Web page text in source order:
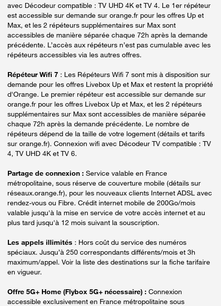
avec Décodeur compatible : TV UHD 4K et TV 4. Le 1er répéteur
est accessible sur demande sur orange.fr pour les offres Up et
Max, et les 2 répéteurs supplémentaires sur Max sont
accessibles de manière séparée chaque 72h après la demande
précédente. L’accès aux répéteurs n’est pas cumulable avec les
répéteurs accessibles via les autres offres.
Répéteur Wifi 7 : Les Répéteurs Wifi 7 sont mis à disposition sur
demande pour les offres Livebox Up et Max et restent la propriété
d'Orange. Le premier répéteur est accessible sur demande sur
orange.fr pour les offres Livebox Up et Max, et les 2 répéteurs
supplémentaires sur Max sont accessibles de manière séparée
chaque 72h après la demande précédente. Le nombre de
répéteurs dépend de la taille de votre logement (détails et tarifs
sur orange.fr). Connexion wifi avec Décodeur TV compatible : TV
4, TV UHD 4K et TV 6.
Partage de connexion : Service valable en France
métropolitaine, sous réserve de couverture mobile (détails sur
réseaux.orange.fr), pour les nouveaux clients Internet ADSL avec
rendez-vous ou Fibre. Crédit internet mobile de 200Go/mois
valable jusqu'à la mise en service de votre accès internet et au
plus tard jusqu'à 12 mois suivant la souscription.
Les appels illimités : Hors coût du service des numéros
spéciaux. Jusqu’à 250 correspondants différents/mois et 3h
maximum/appel. Voir la liste des destinations sur la fiche tarifaire
en vigueur.
Offre 5G+ Home (Flybox 5G+ nécessaire) : Connexion
accessible exclusivement en France métropolitaine sous